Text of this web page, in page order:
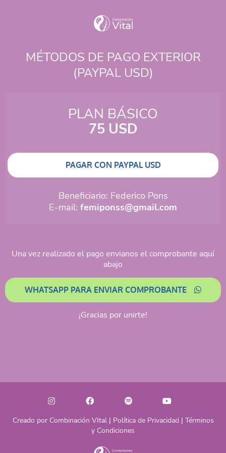
MÉTODOS DE PAGO EXTERIOR
(PAYPAL USD)
PLAN BÁSICO
75 USD
PAGAR CON PAYPAL USD
Beneficiario: Federico Pons
E-mail: femiponss@gmail.com
Una vez realizado el pago envianos el comprobante aquí
abajo
WHATSAPP PARA ENVIAR COMPROBANTE
¡Gracias por unirte!
Creado por Combinación VItal | Política de Privacidad | Términos
y Condiciones